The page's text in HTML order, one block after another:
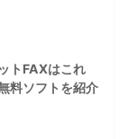
トFAXはこれ
料ソフトを紹介